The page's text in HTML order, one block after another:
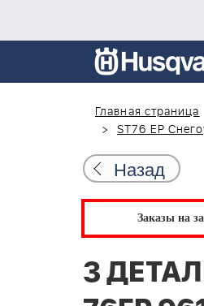
Главная страница
ST76 EP
Назад
Заказы на
3